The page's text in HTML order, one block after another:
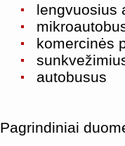
lengvuosius
komercinės
autobusus
Pagrindiniai